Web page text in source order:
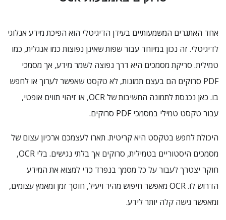
אחד האתגרים המשמעותיים בעידן הדיגיטלי הוא הפיכת מידע אנלוגי
לדיגיטלי. זה נכון במיוחד עבור שפות שאינן נפוצות כמו אנגלית, כמו
טמילית. סריקת מסמכים היא דרך נפוצה לשמר מידע, אך מסמכי
PDF סרוקים הם בעצם תמונות, לא טקסט שאפשר לערוך או לחפש
בו. כאן נכנסת לתמונה החשיבות של OCR, או זיהוי תווים אופטי,
עבור טקסט טמילי במסמכי PDF סרוקים.
היכולת לחפש בטקסט היא קריטית. תארו לעצמכם ארכיון עצום של
מסמכים היסטוריים בטמילית, סרוקים אך בלתי נגישים. בלי OCR,
חוקר יצטרך לעבור על כל מסמך בנפרד כדי למצוא את המידע
הדרוש לו. OCR מאפשר חיפוש מהיר ויעיל, חוסך זמן ומאמץ עצומים,
ומאפשר גישה קלה יותר לידע.